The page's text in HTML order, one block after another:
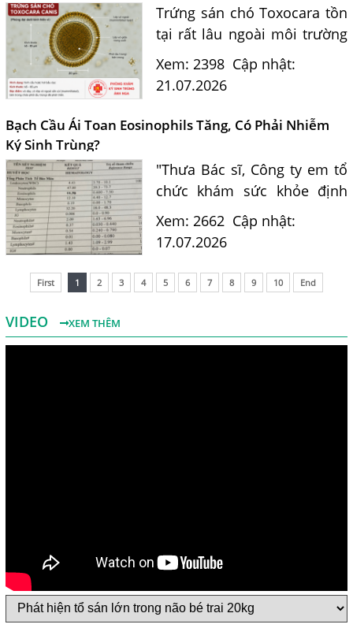
Trứng sán chó Toxocara tồn
tại rất lâu ngoài môi trường
và là nguồn lây nhiễm nguy
hiểm cho con người. Tiến sĩ
vấn cách nhận biết...
Xem: 2398 Cập nhật:
21.07.2026
Bạch Cầu Ái Toan Eosinophils Tăng, Có Phải Nhiễm
Ký Sinh Trùng?
"Thưa Bác sĩ, Công ty em tổ
chức khám sức khỏe định
kỳ. Kết quả xét nghiệm máu
của em có chỉ số bạch cầu ái
11.7%. Em nghe nói chỉ...
Xem: 2662 Cập nhật:
17.07.2026
First 1 2 3 4 5 6 7 8 9 10 End
VIDEO XEM THÊM
Một Số Điều Cần Biết Về Ký Sinh Trùng Demodex Trên Da
Người